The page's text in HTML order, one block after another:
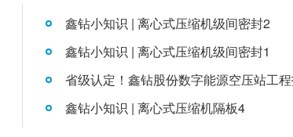
鑫钻小知识 | 离心式压缩机级间密封2
鑫钻小知识 | 离心式压缩机级间密封1
鑫钻小知识 | 离心式压缩机隔板4